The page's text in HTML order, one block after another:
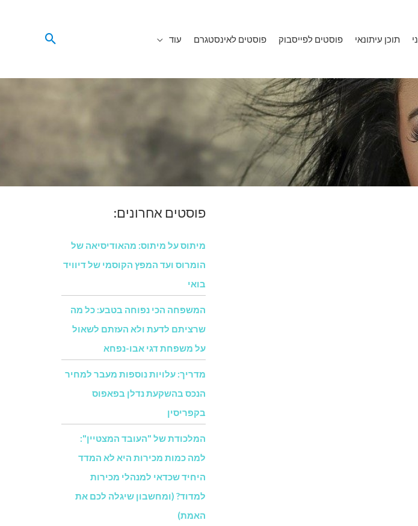
תוכן עיתונאי פוסטים לפייסבוק פוסטים לאינסטגרם עוד
פוסטים אחרונים:
מיתוס על מיתוס: מהאודיסיאה של
הומרוס ועד המפץ הקוסמי של דיוויד
בואי
המשפחה הכי נפוחה בטבע: כל מה
שרציתם לדעת ולא העזתם לשאול
על משפחת דגי אבו-נפחא
מדריך: עלויות נוספות מעבר למחיר
הנכס בהשקעת נדלן בפאפוס
בקפריסין
המלכודת של "העובד המצטיין":
למה כמות מכירות היא לא המדד
היחיד שכדאי למנהלי מכירות
למדוד? (ומחשבון שיגלה לכם את
האמת)